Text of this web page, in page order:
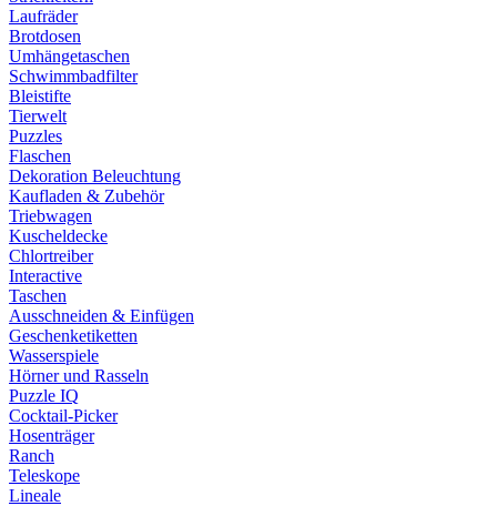
Laufräder
Brotdosen
Umhängetaschen
Schwimmbadfilter
Bleistifte
Tierwelt
Puzzles
Flaschen
Dekoration Beleuchtung
Kaufladen & Zubehör
Triebwagen
Kuscheldecke
Chlortreiber
Interactive
Taschen
Ausschneiden & Einfügen
Geschenketiketten
Wasserspiele
Hörner und Rasseln
Puzzle IQ
Cocktail-Picker
Hosenträger
Ranch
Teleskope
Lineale